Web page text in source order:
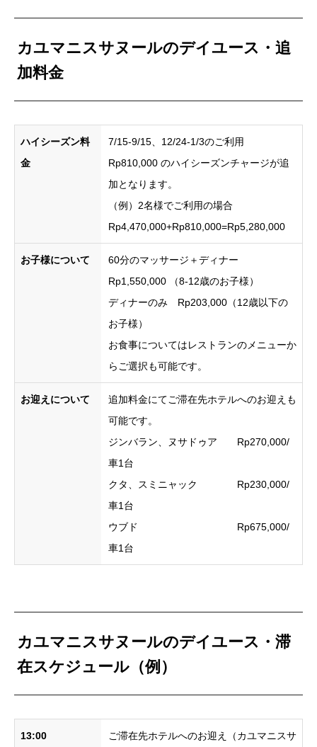
カユマニスサヌールのデイユース・追
加料金
ハイシーズン料
金
7/15-9/15、12/24-1/3のご利用
Rp810,000 のハイシーズンチャージが追
加となります。
（例）2名様でご利用の場合
Rp4,470,000+Rp810,000=Rp5,280,000
お子様について
60分のマッサージ＋ディナー
Rp1,550,000 （8-12歳のお子様）
ディナーのみ Rp203,000（12歳以下の
お子様）
お食事についてはレストランのメニューか
らご選択も可能です。
お迎えについて
追加料金にてご滞在先ホテルへのお迎えも
可能です。
ジンバラン、ヌサドゥア Rp270,000/
車1台
クタ、スミニャック Rp230,000/
車1台
ウブド Rp675,000/
車1台
カユマニスサヌールのデイユース・滞
在スケジュール（例）
13:00
ご滞在先ホテルへのお迎え（カユマニスサ